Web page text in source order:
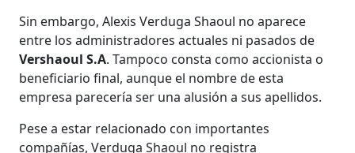
Sin embargo, Alexis Verduga Shaoul no aparece
entre los administradores actuales ni pasados de
Vershaoul S.A. Tampoco consta como accionista o
beneficiario final, aunque el nombre de esta
empresa parecería ser una alusión a sus apellidos.
Pese a estar relacionado con importantes
compañías, Verduga Shaoul no registra